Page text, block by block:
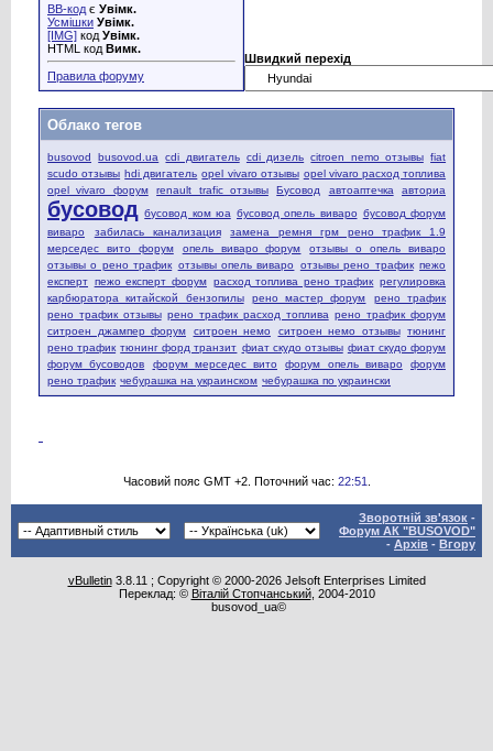
BB-код є Увімк.
Усмішки Увімк.
[IMG] код Увімк.
HTML код Вимк.
Правила форуму
Швидкий перехід
Облако тегов
busovod busovod.ua cdi двигатель cdi дизель citroen nemo отзывы fiat
scudo отзывы hdi двигатель opel vivaro отзывы opel vivaro расход топлива
opel vivaro форум
renault trafic отзывы Бусовод автоаптечка авториа
бусовод бусовод ком юа бусовод опель виваро бусовод форум
виваро
забилась канализация
замена ремня грм рено трафик 1.9
мерседес вито форум
опель виваро форум
отзывы о опель виваро
отзывы о рено трафик отзывы опель виваро отзывы рено трафик пежо
експерт пежо експерт форум расход топлива рено трафик регулировка
карбюратора китайской бензопилы
рено мастер форум
рено трафик
рено трафик отзывы рено трафик расход топлива рено трафик форум
ситроен джампер форум
ситроен немо ситроен немо отзывы тюнинг
рено трафик тюнинг форд транзит фиат скудо отзывы фиат скудо форум
форум бусоводов
форум мерседес вито форум опель виваро
форум
рено трафик чебурашка на украинском чебурашка по украински
Часовий пояс GMT +2. Поточний час: 22:51
Зворотній зв'язок -
Форум АК "BUSOVOD"
- Архів - Вгору
vBulletin3.8.11 ; Copyright © 2000-2026 Jelsoft Enterprises Limited
Переклад: © Віталій Стопчанський, 2004-2010
busovod_ua©